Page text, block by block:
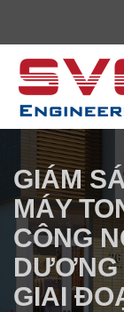
GIÁM
MÁY
CÔNG
DƯƠNG
GIAI